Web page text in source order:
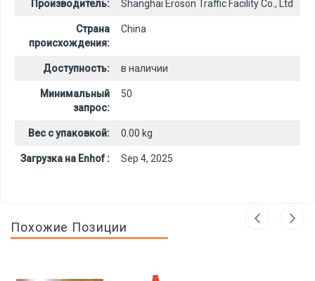
Производитель: Shanghai Eroson Traffic Facility Co., Ltd
Страна
происхождения:
China
Доступность: в наличии
Минимальный
запрос:
50
Вес с упаковкой: 0.00 kg
Загрузка на Enhof : Sep 4, 2025
Похожие Позиции